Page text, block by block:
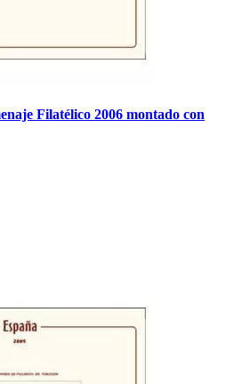
Filatélico 2006 montado con